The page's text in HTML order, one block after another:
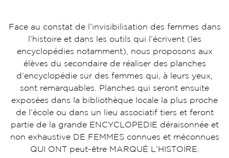
Face au constat de l’invisibilisation des femmes dans
l’histoire et dans les outils qui l’écrivent (les
encyclopédies notamment), nous proposons aux
élèves du secondaire de réaliser des planches
d’encyclopédie sur des femmes qui, à leurs yeux,
sont remarquables. Planches qui seront ensuite
exposées dans la bibliothèque locale la plus proche
de l’école ou dans un lieu associatif tiers et feront
partie de la grande ENCYCLOPEDIE déraisonnée et
non exhaustive DE FEMMES connues et méconnues
QUI ONT peut-être MARQUÉ L’HISTOIRE.